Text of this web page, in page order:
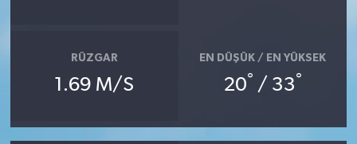
RÜZGAR
1.69 M/S
EN DÜŞÜK / EN YÜKSEK
20° / 33°